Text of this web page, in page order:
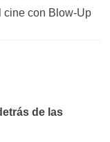
cine con Blow-Up
de las